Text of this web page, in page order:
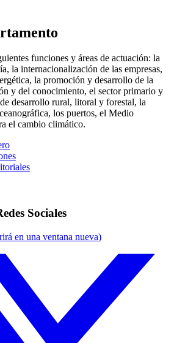
funciones y áreas de actuación: la
la internacionalización de las empresas,
la promoción y desarrollo de la
y del conocimiento, el sector primario y
desarrollo rural, litoral y forestal, la
los puertos, el Medio
el cambio climático.
Sociales
en una ventana nueva)